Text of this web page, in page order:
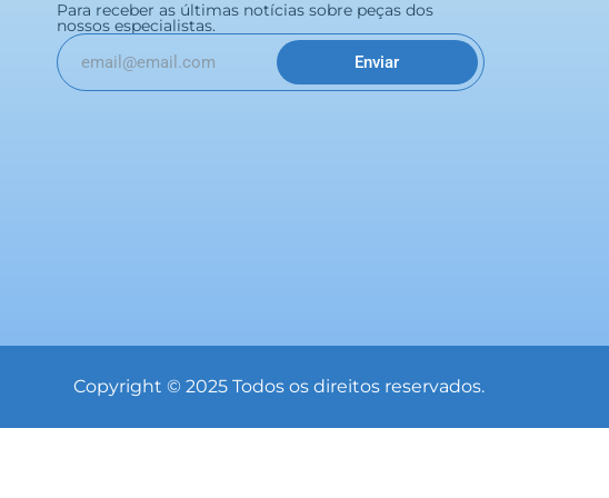
Para receber as últimas notícias sobre peças dos
nossos especialistas.
Enviar
Copyright © 2025 Todos os direitos reservados.